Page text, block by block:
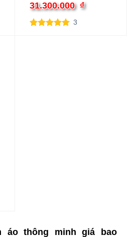
31.300.000 ₫
3
áo thông minh giá bao